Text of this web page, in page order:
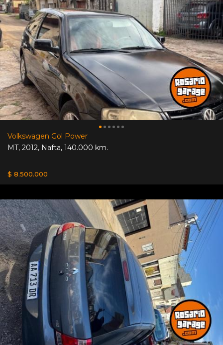
Volkswagen Gol Power
MT, 2012, Nafta, 140.000 km.
$ 8.500.000